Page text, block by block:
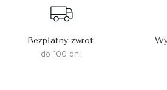
Bezpłatny zwrot
do 100 dni